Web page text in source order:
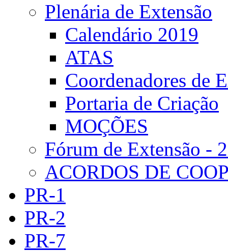
Plenária de Extensão
Calendário 2019
ATAS
Coordenadores de
Portaria de Criação
MOÇÕES
Fórum de Extensão -
ACORDOS DE
PR-1
PR-2
PR-7